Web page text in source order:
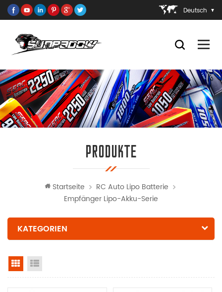
Deutsch
PRODUKTE
Startseite
RC Auto Lipo Batterie
Empfänger Lipo-Akku-Serie
KATEGORIEN
Rasteransicht